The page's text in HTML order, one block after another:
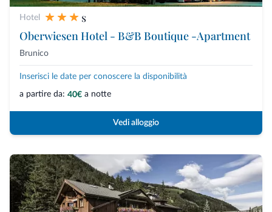
Hotel
s
Oberwiesen Hotel - B&B Boutique -Apartment
Brunico
Inserisci le date per conoscere la disponibilità
a partire da: 40€ a notte
Vedi alloggio